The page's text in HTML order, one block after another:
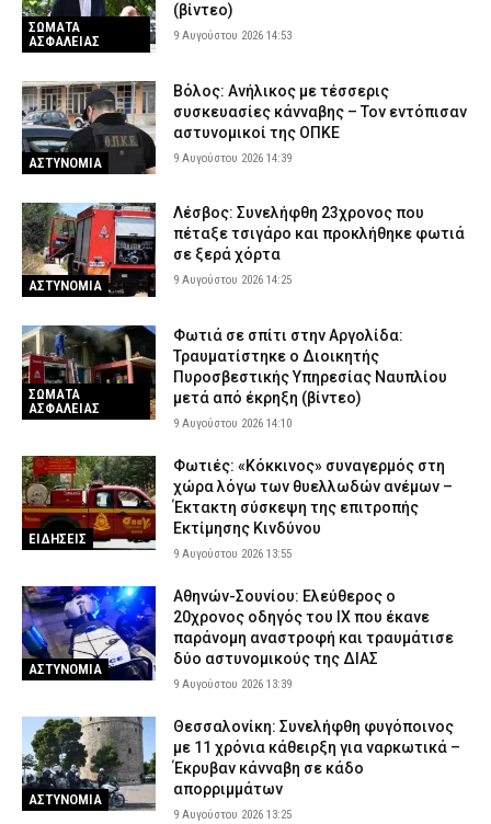
ΣΩΜΑΤΑ
ΑΣΦΑΛΕΙΑΣ
(βίντεο)
9 Αυγούστου 2026 14:53
ΑΣΤΥΝΟΜΙΑ
Βόλος: Ανήλικος με τέσσερις
συσκευασίες κάνναβης – Τον εντόπισαν
αστυνομικοί της ΟΠΚΕ
9 Αυγούστου 2026 14:39
ΑΣΤΥΝΟΜΙΑ
Λέσβος: Συνελήφθη 23χρονος που
πέταξε τσιγάρο και προκλήθηκε φωτιά
σε ξερά χόρτα
9 Αυγούστου 2026 14:25
ΣΩΜΑΤΑ
ΑΣΦΑΛΕΙΑΣ
Φωτιά σε σπίτι στην Αργολίδα:
Τραυματίστηκε o Διοικητής
Πυροσβεστικής Υπηρεσίας Ναυπλίου
μετά από έκρηξη (βίντεο)
9 Αυγούστου 2026 14:10
ΕΙΔΗΣΕΙΣ
Φωτιές: «Κόκκινος» συναγερμός στη
χώρα λόγω των θυελλωδών ανέμων –
Έκτακτη σύσκεψη της επιτροπής
Εκτίμησης Κινδύνου
9 Αυγούστου 2026 13:55
ΑΣΤΥΝΟΜΙΑ
Αθηνών-Σουνίου: Ελεύθερος ο
20χρονος οδηγός του ΙΧ που έκανε
παράνομη αναστροφή και τραυμάτισε
δύο αστυνομικούς της ΔΙΑΣ
9 Αυγούστου 2026 13:39
ΑΣΤΥΝΟΜΙΑ
Θεσσαλονίκη: Συνελήφθη φυγόποινος
με 11 χρόνια κάθειρξη για ναρκωτικά –
Έκρυβαν κάνναβη σε κάδο
απορριμμάτων
9 Αυγούστου 2026 13:25